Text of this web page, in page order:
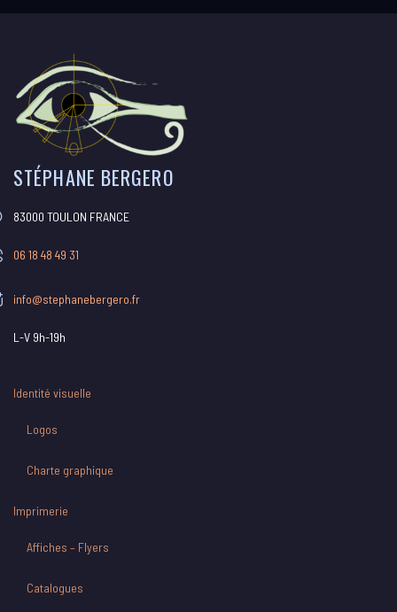
STÉPHANE BERGERO
83000 TOULON FRANCE
06 18 48 49 31
info@stephanebergero.fr
L-V 9h-19h
Identité visuelle
Logos
Charte graphique
Imprimerie
Affiches – Flyers
Catalogues